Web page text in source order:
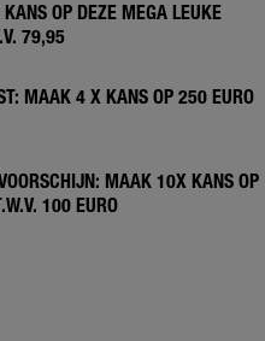
OP DEZE MEGA LEUKE
79,95
MAAK 4 X KANS OP 250 EURO
MAAK 10X KANS OP
100 EURO